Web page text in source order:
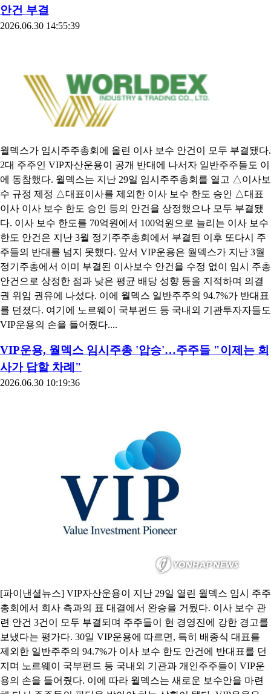
안건 부결
2026.06.30 14:55:39
월덱스가 임시주주총회에 올린 이사 보수 안건이 모두 부결됐다.
2대 주주인 VIP자산운용이 공개 반대에 나서자 일반주주들도 이
에 동참했다. 월덱스는 지난 29일 임시주주총회를 열고 △이사보
수 규정 제정 △대표이사를 제외한 이사 보수 한도 승인 △대표
이사 이사 보수 한도 승인 등의 안건을 상정했으나 모두 부결됐
다. 이사 보수 한도를 70억원에서 100억원으로 늘리는 이사 보수
한도 안건은 지난 3월 정기주주총회에서 부결된 이후 또다시 주
주들의 반대를 넘지 못했다. 앞서 VIP운용은 월덱스가 지난 3월
정기주총에서 이미 부결된 이사보수 안건을 수정 없이 임시 주총
안건으로 상정한 점과 낮은 평균 배당 성향 등을 지적하며 의결
권 위임 권유에 나섰다. 이에 월덱스 일반주주의 94.7%가 반대표
를 던졌다. 여기에 노르웨이 국부펀드 등 국내외 기관투자자들도
VIP운용의 손을 들어줬다....
VIP운용, 월덱스 임시주총 '압승'…주주들 "이제는 회
사가 답할 차례"
2026.06.30 10:19:36
[파이낸셜뉴스] VIP자산운용이 지난 29일 열린 월덱스 임시 주주
총회에서 회사 측과의 표 대결에서 완승을 거뒀다. 이사 보수 관
련 안건 3건이 모두 부결되며 주주들이 현 경영진에 강한 경고를
보냈다는 평가다. 30일 VIP운용에 따르면, 특히 배종식 대표를
제외한 일반주주의 94.7%가 이사 보수 한도 안건에 반대표를 던
지며 노르웨이 국부펀드 등 국내외 기관과 개인주주들이 VIP운
용의 손을 들어줬다. 이에 따라 월덱스는 새로운 보수안을 마련